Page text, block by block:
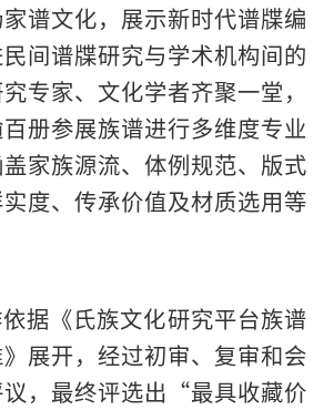
谱文化，展示新时代谱牒编
间谱牒研究与学术机构间的
专家、文化学者齐聚一堂，
册参展族谱进行多维度专业
家族源流、体例规范、版式
度、传承价值及材质选用等
据《氏族文化研究平台族谱
展开，经过初审、复审和会
，最终评选出“最具收藏价